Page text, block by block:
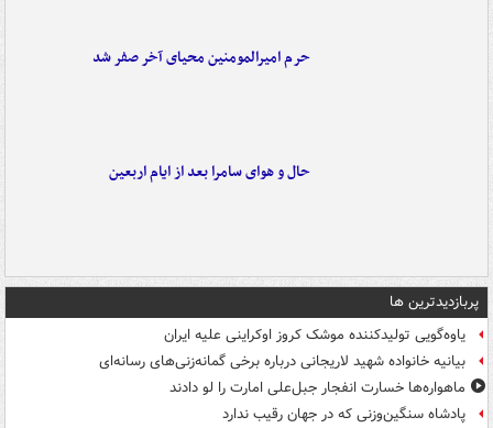
حرم امیرالمومنین محیای آخر صفر شد
حال و هوای سامرا بعد از ایام اربعین
پربازدیدترین ها
یاوه‌گویی تولیدکننده موشک کروز اوکراینی علیه ایران
بیانیه خانواده شهید لاریجانی درباره برخی گمانه‌زنی‌های رسانه‌ای
ماهواره‌ها خسارت انفجار جبل‌علی امارت را لو دادند
پادشاه سنگین‌وزنی که در جهان رقیب ندارد